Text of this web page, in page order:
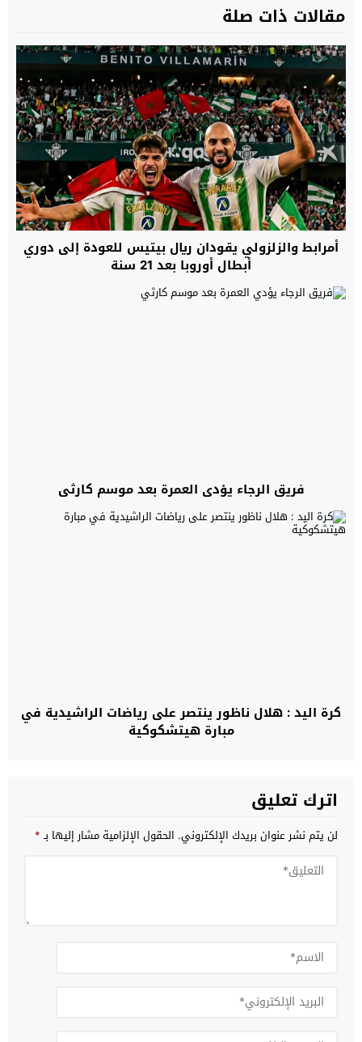
مقالات ذات صلة
أمرابط والزلزولي يقودان ريال بيتيس للعودة إلى دوري
أبطال أوروبا بعد 21 سنة
فريق الرجاء يؤدي العمرة بعد موسم كارثي
كرة اليد : هلال ناظور ينتصر على رياضات الراشيدية في
مبارة هيتشكوكية
اترك تعليق
لن يتم نشر عنوان بريدك الإلكتروني. الحقول الإلزامية مشار إليها بـ*